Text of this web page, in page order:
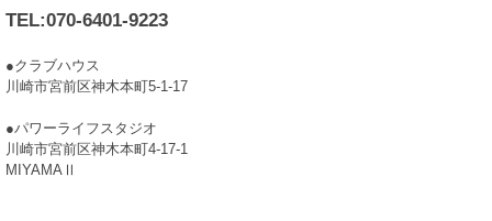
TEL:070-6401-9223
●クラブハウス
川崎市宮前区神木本町5-1-17
●パワーライフスタジオ
川崎市宮前区神木本町4-17-1
MIYAMAⅡ